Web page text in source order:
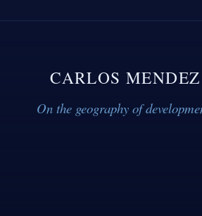
CARLOS MENDEZ
On the geography of